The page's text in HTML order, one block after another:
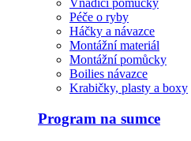
Vnadící pomůcky
Péče o ryby
Háčky a návazce
Montážní materiál
Montážní pomůcky
Boilies návazce
Krabičky, plasty a boxy
Program na sumce